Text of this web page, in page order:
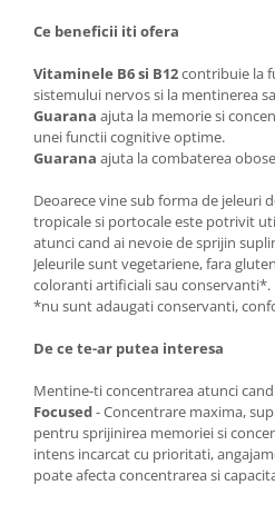
Ce beneficii iti ofera
Vitaminele B6 si B12contribuie la
sistemului nervos si la mentinerea
Guarana ajuta la memorie si
unei functii cognitive optime.
Guarana ajuta la combaterea
Deoarece vine sub forma de jeleuri
tropicale si portocale este potrivit
atunci cand ai nevoie de sprijin
Jeleurile sunt vegetariene, fara
coloranti artificiali sau conservanti*.
*nu sunt adaugati conservanti,
De ce te-ar putea interesa
Mentine-ti concentrarea atunci
Focused- Concentrare maxima,
pentru sprijinirea memoriei si
intens incarcat cu prioritati,
poate afecta concentrarea si